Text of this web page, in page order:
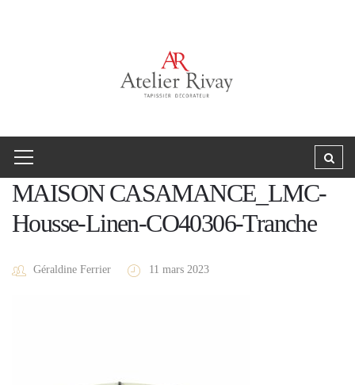
MAISON CASAMANCE_LMC-
Housse-Linen-CO40306-Tranche
Géraldine Ferrier 11 mars 2023